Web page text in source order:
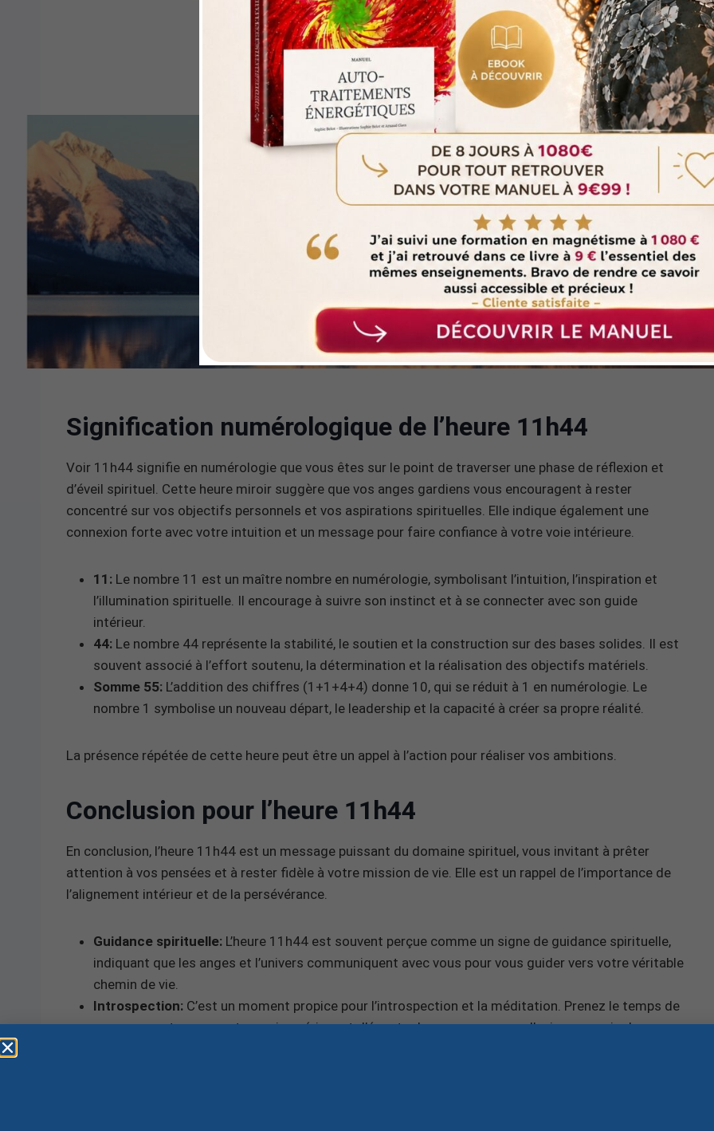
RECEVOIR LA MÉDITATION OFFERTE
Signification numérologique de l’heure 11h44
Voir 11h44 signifie en numérologie que vous êtes sur le point de traverser une phase de réflexion et
d’éveil spirituel. Cette heure miroir suggère que vos anges gardiens vous encouragent à rester
concentré sur vos objectifs personnels et vos aspirations spirituelles. Elle indique également une
connexion forte avec votre intuition et un message pour faire confiance à votre voie intérieure.
11: Le nombre 11 est un maître nombre en numérologie, symbolisant l’intuition, l’inspiration et
l’illumination spirituelle. Il encourage à suivre son instinct et à se connecter avec son guide
intérieur.
44: Le nombre 44 représente la stabilité, le soutien et la construction sur des bases solides. Il est
souvent associé à l’effort soutenu, la détermination et la réalisation des objectifs matériels.
Somme 55: L’addition des chiffres (1+1+4+4) donne 10, qui se réduit à 1 en numérologie. Le
nombre 1 symbolise un nouveau départ, le leadership et la capacité à créer sa propre réalité.
La présence répétée de cette heure peut être un appel à l’action pour réaliser vos ambitions.
Conclusion pour l’heure 11h44
En conclusion, l’heure 11h44 est un message puissant du domaine spirituel, vous invitant à prêter
attention à vos pensées et à rester fidèle à votre mission de vie. Elle est un rappel de l’importance de
l’alignement intérieur et de la persévérance.
Guidance spirituelle: L’heure 11h44 est souvent perçue comme un signe de guidance spirituelle,
indiquant que les anges et l’univers communiquent avec vous pour vous guider vers votre véritable
chemin de vie.
Introspection: C’est un moment propice pour l’introspection et la méditation. Prenez le temps de
vous connecter avec votre moi supérieur et d’écouter les messages que l’univers essaie de vous